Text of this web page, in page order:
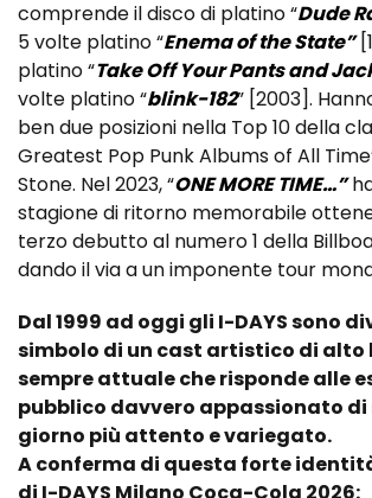
comprende il disco di platino “Dude
5 volte platino “Enema of the State”
platino “Take Off Your Pants and
volte platino “blink-182” [2003].
ben due posizioni nella Top 10 della
Greatest Pop Punk Albums of All
Stone. Nel 2023, “ONE MORE TIME…”
stagione di ritorno memorabile
terzo debutto al numero 1 della
dando il via a un imponente tour
Dal 1999 ad oggi gli I-DAYS sono
simbolo di un cast artistico di alto
sempre attuale che risponde alle
pubblico davvero appassionato di
giorno più attento e variegato.
A conferma di questa forte
di I-DAYS Milano Coca-Cola 2026: